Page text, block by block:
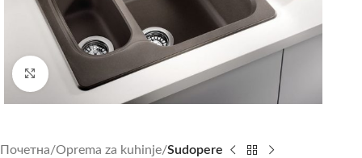
Uvećajte sliku
Почетна Oprema za kuhinje Sudopere